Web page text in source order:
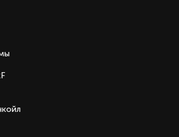
турборежим.
таймер.
покрытие теплообменников
напряжения.